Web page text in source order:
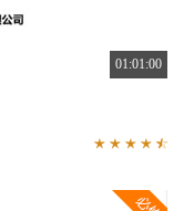
01:01:00